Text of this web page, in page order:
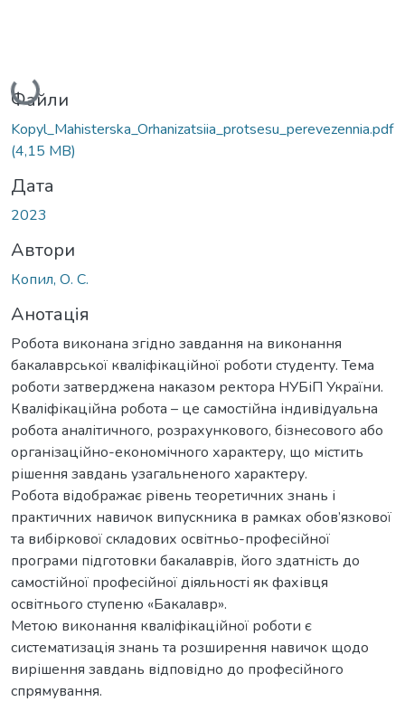
Вантажиться...
Файли
Kopyl_Mahisterska_Orhanizatsiia_protsesu_perevezennia.pdf
(4,15 MB)
Дата
2023
Автори
Копил, О. С.
Анотація
Робота виконана згідно завдання на виконання
бакалаврської кваліфікаційної роботи студенту. Тема
роботи затверджена наказом ректора НУБіП України.
Кваліфікаційна робота – це самостійна індивідуальна
робота аналітичного, розрахункового, бізнесового або
організаційно-економічного характеру, що містить
рішення завдань узагальненого характеру.
Робота відображає рівень теоретичних знань і
практичних навичок випускника в рамках обов’язкової
та вибіркової складових освітньо-професійної
програми підготовки бакалаврів, його здатність до
самостійної професійної діяльності як фахівця
освітнього ступеню «Бакалавр».
Метою виконання кваліфікаційної роботи є
систематизація знань та розширення навичок щодо
вирішення завдань відповідно до професійного
спрямування.